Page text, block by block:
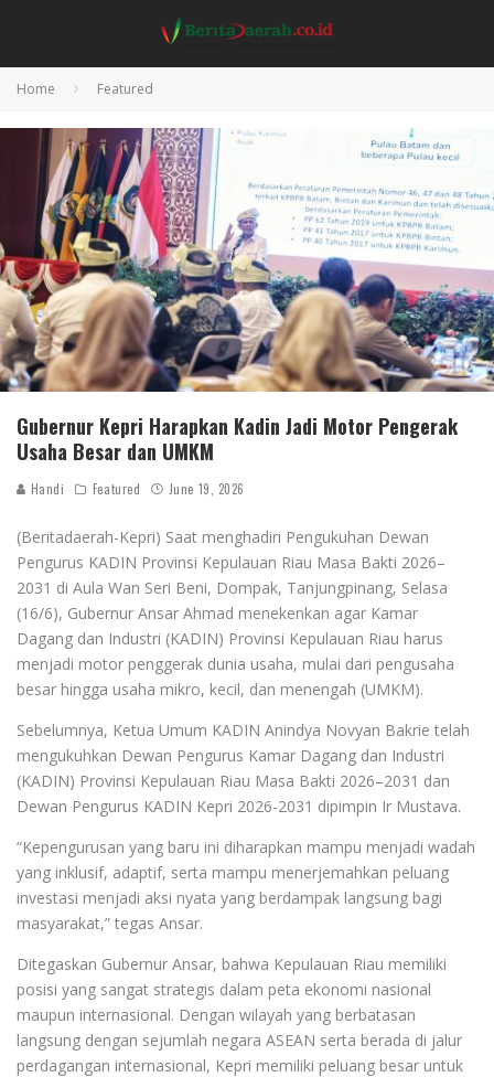
Home Featured
Gubernur Kepri Harapkan Kadin Jadi Motor Pengerak
Usaha Besar dan UMKM
Handi Featured June 19, 2026
(Beritadaerah-Kepri) Saat menghadiri Pengukuhan Dewan
Pengurus KADIN Provinsi Kepulauan Riau Masa Bakti 2026–
2031 di Aula Wan Seri Beni, Dompak, Tanjungpinang, Selasa
(16/6), Gubernur Ansar Ahmad menekenkan agar Kamar
Dagang dan Industri (KADIN) Provinsi Kepulauan Riau harus
menjadi motor penggerak dunia usaha, mulai dari pengusaha
besar hingga usaha mikro, kecil, dan menengah (UMKM).
Sebelumnya, Ketua Umum KADIN Anindya Novyan Bakrie telah
mengukuhkan Dewan Pengurus Kamar Dagang dan Industri
(KADIN) Provinsi Kepulauan Riau Masa Bakti 2026–2031 dan
Dewan Pengurus KADIN Kepri 2026-2031 dipimpin Ir Mustava.
“Kepengurusan yang baru ini diharapkan mampu menjadi wadah
yang inklusif, adaptif, serta mampu menerjemahkan peluang
investasi menjadi aksi nyata yang berdampak langsung bagi
masyarakat,” tegas Ansar.
Ditegaskan Gubernur Ansar, bahwa Kepulauan Riau memiliki
posisi yang sangat strategis dalam peta ekonomi nasional
maupun internasional. Dengan wilayah yang berbatasan
langsung dengan sejumlah negara ASEAN serta berada di jalur
perdagangan internasional, Kepri memiliki peluang besar untuk